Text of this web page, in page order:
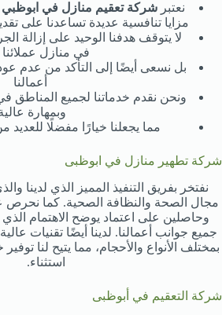
نعتبر شركة تعقيم منازل في ابوظبي
مزايا تنافسية عديدة تساعدنا على
لا يتوقف هدفنا الوحيد على إزالة
في منازل
بل نسعى أيضًا إلى التأكد من عدم
أعمالنا
ونحن نقدم خدماتنا لجميع المناطق
وبمهارة
مما يجعلنا خيارًا مفضلًا للعديد
شركة تطهير منازل في ابوظبى
نفتخر بفريق التنفيذ المميز الذي لدينا
مجال الصحة والنظافة الصحية. كما نحرص
وحاصلين على اعتماد يوضح الاهتمام الذي
جميع جوانب أعمالنا. لدينا أيضًا تقنيات
بمختلف الأنواع والأحجام، مما يتيح لنا
استثناء.
شركة التعقيم في أبوظبى